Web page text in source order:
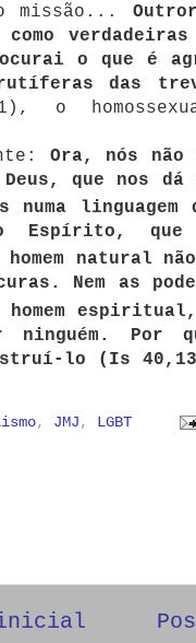
missão...
o que é
das
Ora, nós não
que nos dá
numa
Espírito,
homem natural
Nem as pode
homem
Por
lo (Is
, JMJ, LGBT
inicial